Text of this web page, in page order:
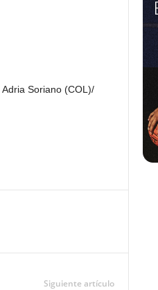
Adria Soriano (COL)/
Siguiente artículo